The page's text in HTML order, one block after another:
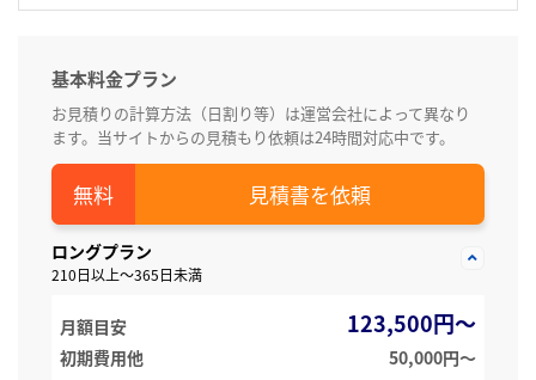
基本料金プラン
お見積りの計算方法（日割り等）は運営会社によって異なり
ます。当サイトからの見積もり依頼は24時間対応中です。
見積書を依頼
ロングプラン
210日以上～365日未満
月額目安 123,500円～
初期費用他
50,000円〜